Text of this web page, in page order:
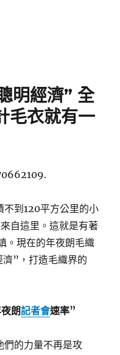
明經濟” 全
毛衣就有一
不到120平方公里的小
自這里。這就是有著
。現在的年夜朗毛織
”，打造毛織界的
朗記者會速率”
們的力量不再是攻